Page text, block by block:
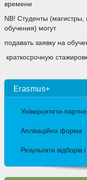
времени
NB! Студенты (магистры,
обучения) могут
подавать заявку на
краткосрочную
Erasmus+
Університети-
Аплікаційна форма
Результати відборів